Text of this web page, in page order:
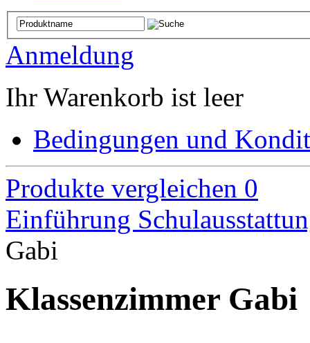
Anmeldung
Ihr Warenkorb ist leer
Bedingungen und
Produkte vergleichen 0
Einführung
Gabi
Klassenzimmer Gabi